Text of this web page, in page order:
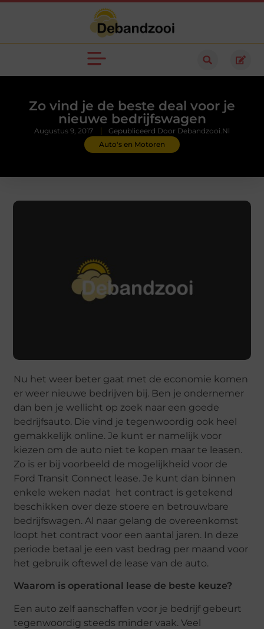
Zo vind je de beste deal voor je
nieuwe bedrijfswagen
Auto's en Motoren
Augustus 9, 2017 Gepubliceerd Door Debandzooi.nl
Nu het weer beter gaat met de economie komen
er weer nieuwe bedrijven bij. Ben je ondernemer
dan ben je wellicht op zoek naar een goede
bedrijfsauto. Die vind je tegenwoordig ook heel
gemakkelijk online. Je kunt er namelijk voor
kiezen om de auto niet te kopen maar te leasen.
Zo is er bij voorbeeld de mogelijkheid voor de
Ford Transit Connect lease. Je kunt dan binnen
enkele weken nadat het contract is getekend
beschikken over deze stoere en betrouwbare
bedrijfswagen. Al naar gelang de overeenkomst
loopt het contract voor een aantal jaren. In deze
periode betaal je een vast bedrag per maand voor
het gebruik oftewel de lease van de auto.
Waarom is operational lease de beste keuze?
Een auto zelf aanschaffen voor je bedrijf gebeurt
tegenwoordig steeds minder vaak. Veel